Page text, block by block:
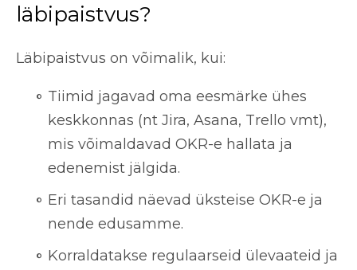
läbipaistvus?
Läbipaistvus on võimalik, kui:
Tiimid jagavad oma eesmärke ühes
keskkonnas (nt Jira, Asana, Trello vmt),
mis võimaldavad OKR-e hallata ja
edenemist jälgida.
Eri tasandid näevad üksteise OKR-e ja
nende edusamme.
Korraldatakse regulaarseid ülevaateid ja